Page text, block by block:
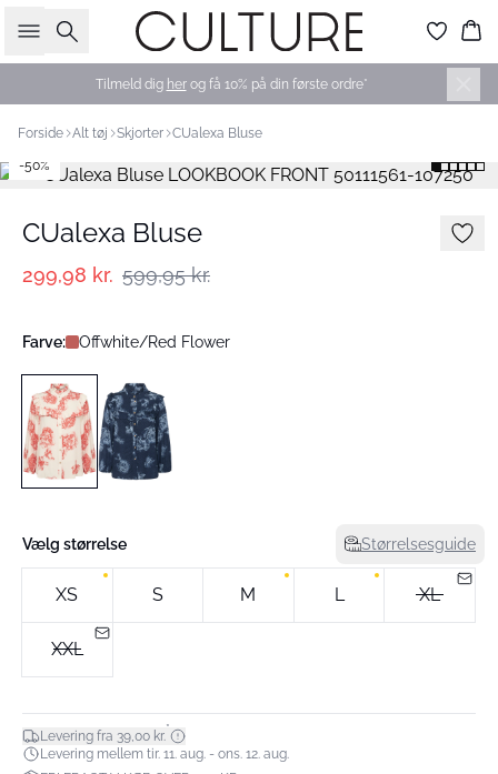
Søg
Tilmeld dig herog få 10% på din første ordre*
Forside Alt tøj Skjorter CUalexa Bluse
-50%
CUalexa Bluse
299,98 kr. 599,95 kr.
Farve: Offwhite/Red Flower
Vælg størrelse Størrelsesguide
XS S M L XL
XXL
Levering fra 39,00 kr.*
Levering mellem tir. 11. aug. - ons. 12. aug.